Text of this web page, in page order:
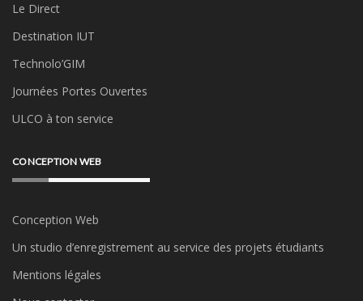
Le Direct
Destination IUT
Technolo’GIM
Journées Portes Ouvertes
ULCO à ton service
CONCEPTION WEB
Conception Web
Un studio d’enregistrement au service des projets étudiants
Mentions légales